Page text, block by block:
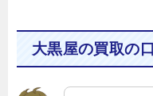
大黒屋の買取の